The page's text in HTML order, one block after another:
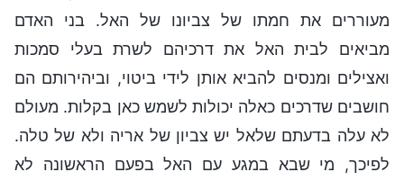
מעוררים את חמתו של צביונו של האל. בני האדם
מביאים לבית האל את דרכיהם לשרת בעלי סמכות
ואצילים ומנסים להביא אותן לידי ביטוי, וביהירותם הם
חושבים שדרכים כאלה יכולות לשמש כאן בקלות. מעולם
לא עלה בדעתם שלאל יש צביון של אריה ולא של טלה.
לפיכך, מי שבא במגע עם האל בפעם הראשונה לא